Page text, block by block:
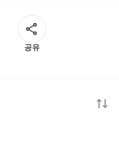
공유